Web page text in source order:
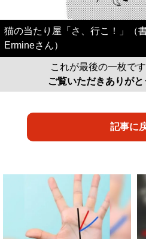
猫の当たり屋「さ、行こ！」（
Ermineさん）
これが最後の一枚で
ご覧いただきありがと
記事に